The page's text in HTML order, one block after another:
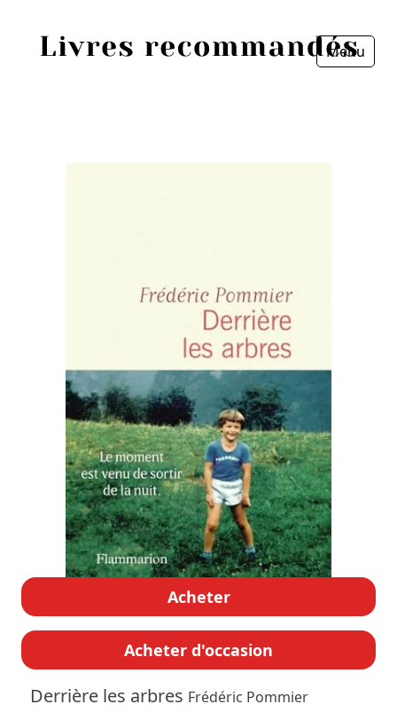
Menu
Acheter
Acheter d'occasion
Derrière les arbres Frédéric Pommier
Livres les plus recommandés
Prix littéraires
Fermer